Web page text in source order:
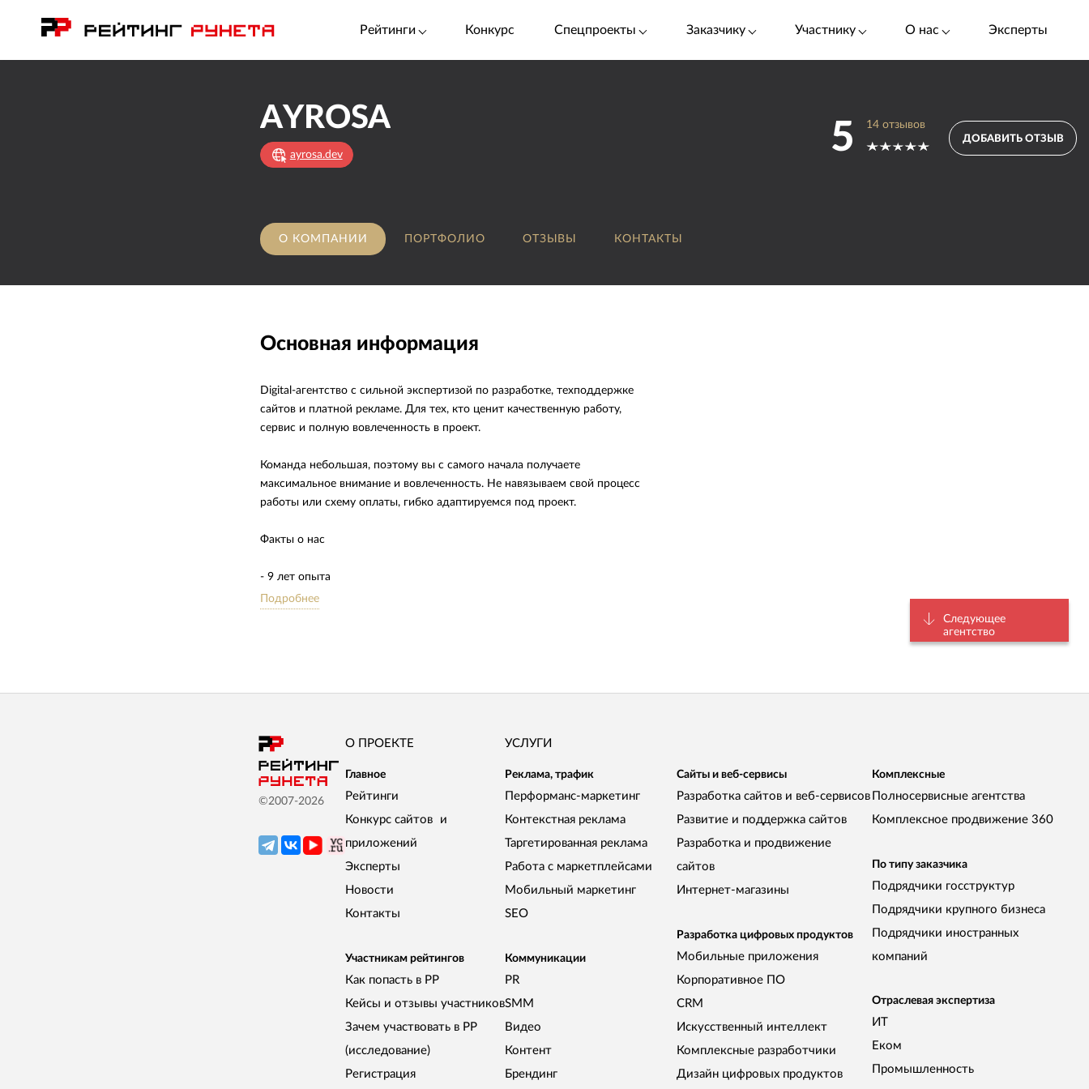
Рейтинги Конкурс Спецпроекты Заказчику Участнику О нас Эксперты
AYROSA
ayrosa.dev 5 14 отзывов
ДОБАВИТЬ ОТЗЫВ
О КОМПАНИИ ПОРТФОЛИО ОТЗЫВЫ КОНТАКТЫ
Основная информация
Digital-агентство с сильной экспертизой по разработке, техподдержке
сайтов и платной рекламе. Для тех, кто ценит качественную работу,
сервис и полную вовлеченность в проект.
Команда небольшая, поэтому вы с самого начала получаете
максимальное внимание и вовлеченность. Не навязываем свой процесс
работы или схему оплаты, гибко адаптируемся под проект.
Факты о нас
- 9 лет опыта
- 4 офиса в 2 странах
Подробнее
Следующее
агентство
©2007-2026
О ПРОЕКТЕ
Главное
Рейтинги
Конкурс сайтов и
приложений
Эксперты
Новости
Контакты
Участникам рейтингов
Как попасть в РР
Кейсы и отзывы участников
Зачем участвовать в РР
(исследование)
Регистрация
УСЛУГИ
Реклама, трафик
Перформанс-маркетинг
Контекстная реклама
Таргетированная реклама
Работа с маркетплейсами
Мобильный маркетинг
SEO
Коммуникации
PR
SMM
Видео
Контент
Брендинг
Сайты и веб-сервисы
Разработка сайтов и веб-сервисов
Развитие и поддержка сайтов
Разработка и продвижение
сайтов
Интернет-магазины
Разработка цифровых продуктов
Мобильные приложения
Корпоративное ПО
CRM
Искусственный интеллект
Комплексные разработчики
Дизайн цифровых продуктов
Комплексные
Полносервисные агентства
Комплексное продвижение 360
По типу заказчика
Подрядчики госструктур
Подрядчики крупного бизнеса
Подрядчики иностранных
компаний
Отраслевая экспертиза
ИТ
Еком
Промышленность